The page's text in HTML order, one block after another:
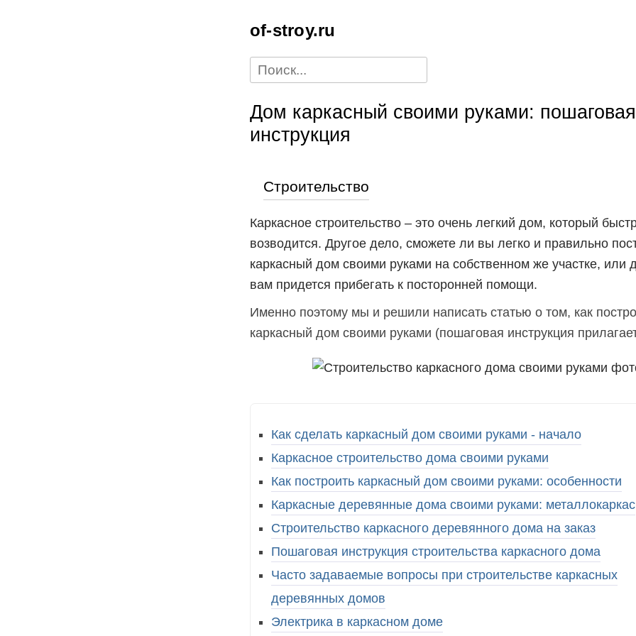
of-stroy.ru
Дом каркасный своими руками: пошаговая
инструкция
Строительство
Каркасное строительство – это очень легкий дом, который
возводится. Другое дело, сможете ли вы легко и правильно
каркасный дом своими руками на собственном же участке, или
вам придется прибегать к посторонней помощи.
Именно поэтому мы и решили написать статью о том, как
каркасный дом своими руками (пошаговая инструкция
Как сделать каркасный дом своими руками - начало
Каркасное строительство дома своими руками
Как построить каркасный дом своими руками: особенности
Каркасные деревянные дома своими руками: металлокаркас
Строительство каркасного деревянного дома на заказ
Пошаговая инструкция строительства каркасного дома
Часто задаваемые вопросы при строительстве каркасных
деревянных домов
Электрика в каркасном доме